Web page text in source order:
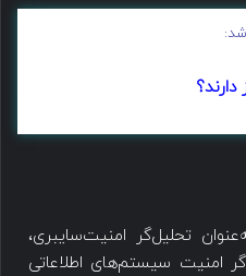
تحلیل‌گر امنیت‌سایبری،
امنیت سیستم‌های اطلاعاتی